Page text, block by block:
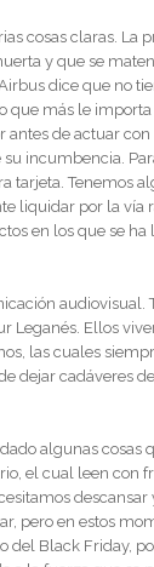
cosas claras. La
y que se
dice que no
que más le
antes de actuar
incumbencia.
tarjeta. Tenemos
liquidar por la vía
en los que se
audiovisual.
Leganés. Ellos
las cuales
dejar cadáveres
algunas cosas
el cual leen con
pero en estos
del Black Friday,